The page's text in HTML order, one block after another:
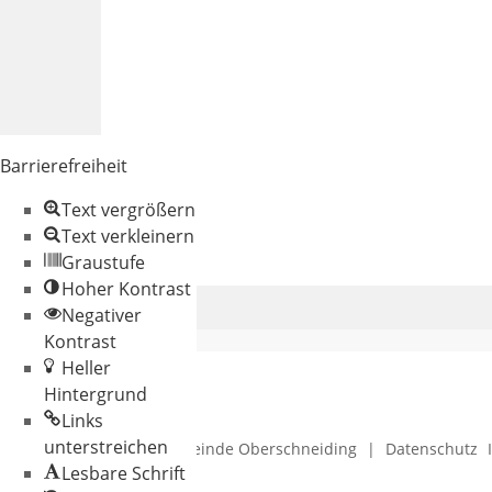
© 2026 Gemeinde Oberschneiding | Datenschutz
Barrierefreiheit
Text vergrößern
Text verkleinern
Graustufe
Hoher Kontrast
Negativer
Kontrast
Heller
Hintergrund
Links
unterstreichen
Lesbare Schrift